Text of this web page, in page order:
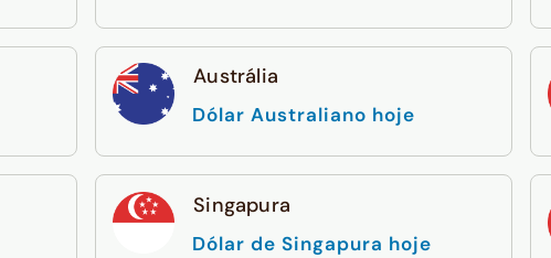
Austrália
Dólar Australiano hoje
Singapura
Dólar de Singapura hoje